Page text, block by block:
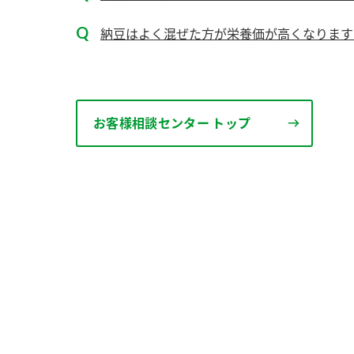
納豆はよく混ぜた方が栄養価が高くなりま
お客様相談センター トップ